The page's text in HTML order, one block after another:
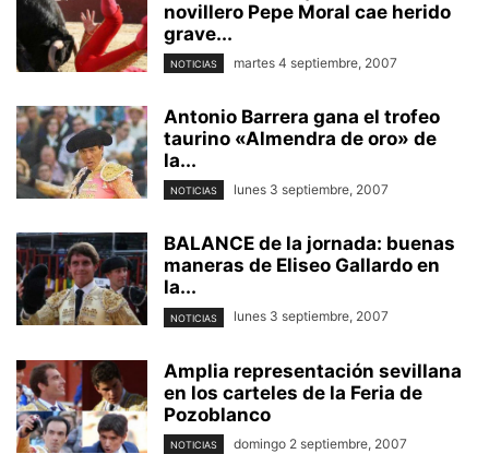
novillero Pepe Moral cae herido
grave...
NOTICIAS martes 4 septiembre, 2007
Antonio Barrera gana el trofeo
taurino «Almendra de oro» de
la...
NOTICIAS lunes 3 septiembre, 2007
BALANCE de la jornada: buenas
maneras de Eliseo Gallardo en
la...
NOTICIAS lunes 3 septiembre, 2007
Amplia representación sevillana
en los carteles de la Feria de
Pozoblanco
NOTICIAS domingo 2 septiembre, 2007